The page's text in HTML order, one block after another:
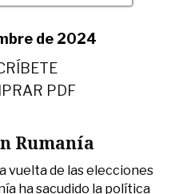
de 2024
PDF
Rumanía
vuelta de las elecciones
ha sacudido la política